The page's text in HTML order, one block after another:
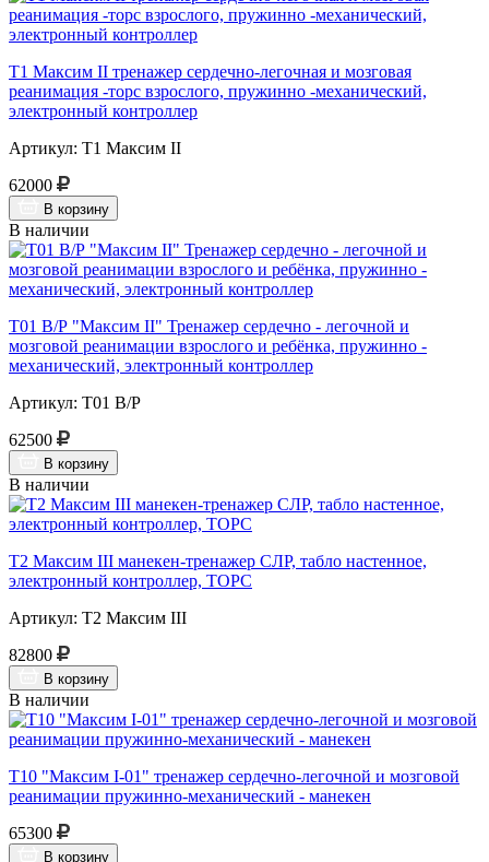
Т1 Максим II тренажер сердечно-легочная и мозговая
реанимация -торс взрослого, пружинно -механический,
электронный контроллер
Артикул: Т1 Максим II
62000
В корзину
В наличии
Т01 В/Р "Максим II" Тренажер сердечно - легочной и
мозговой реанимации взрослого и ребёнка, пружинно -
механический, электронный контроллер
Артикул: Т01 В/Р
62500
В корзину
В наличии
Т2 Максим III манекен-тренажер СЛР, табло настенное,
электронный контроллер, ТОРС
Артикул: Т2 Максим III
82800
В корзину
В наличии
Т10 "Максим I-01" тренажер сердечно-легочной и мозговой
реанимации пружинно-механический - манекен
65300
В корзину